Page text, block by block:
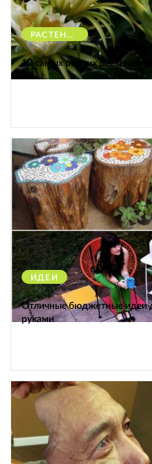
РАСТЕНИЯ
10 самых редких растений
ИДЕИ
Отличные бюджетные идеи
руками